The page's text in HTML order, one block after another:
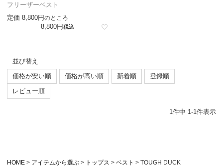
フリーザーベスト
定価 8,800 のところ
8,800 税込
並び替え
価格が安い順
価格が高い順 新着順
登録順
レビュー順
1件中 1-1件表示
HOME アイテムから選ぶ トップス ベスト TOUGH DUCK